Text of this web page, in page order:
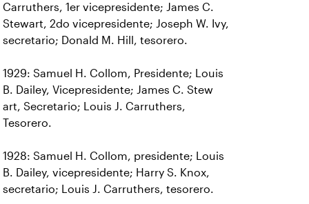
Carruthers, 1er vicepresidente; James C.
Stewart, 2do vicepresidente; Joseph W. Ivy,
secretario; Donald M. Hill, tesorero.
1929: Samuel H. Collom, Presidente; Louis
B. Dailey, Vicepresidente; James C. Stew
art, Secretario; Louis J. Carruthers,
Tesorero.
1928: Samuel H. Collom, presidente; Louis
B. Dailey, vicepresidente; Harry S. Knox,
secretario; Louis J. Carruthers, tesorero.